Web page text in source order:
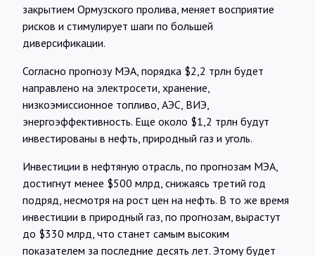
закрытием Ормузского пролива, меняет восприятие
рисков и стимулирует шаги по большей
диверсификации.
Согласно прогнозу МЭА, порядка $2,2 трлн будет
направлено на электросети, хранение,
низкоэмиссионное топливо, АЭС, ВИЭ,
энергоэффективность. Еще около $1,2 трлн будут
инвестированы в нефть, природный газ и уголь.
Инвестиции в нефтяную отрасль, по прогнозам МЭА,
достигнут менее $500 млрд, снижаясь третий год
подряд, несмотря на рост цен на нефть. В то же время
инвестиции в природный газ, по прогнозам, вырастут
до $330 млрд, что станет самым высоким
показателем за последние десять лет. Этому будет